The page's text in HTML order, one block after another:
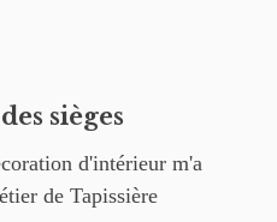
sièges
d'intérieur m'a
de Tapissière